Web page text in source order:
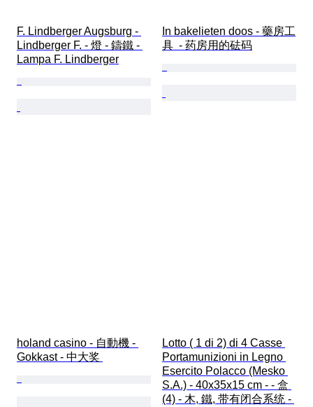
F. Lindberger Augsburg -
Lindberger F. - 燈 - 鑄鐵 -
Lampa F. Lindberger
In bakelieten doos - 藥房工
具  - 药房用的砝码
holand casino - 自動機 -
Gokkast - 中大奖
Lotto ( 1 di 2) di 4 Casse
Portamunizioni in Legno
Esercito Polacco (Mesko
S.A.) - 40x35x15 cm - - 盒
(4) - 木, 鐵, 带有闭合系统 -